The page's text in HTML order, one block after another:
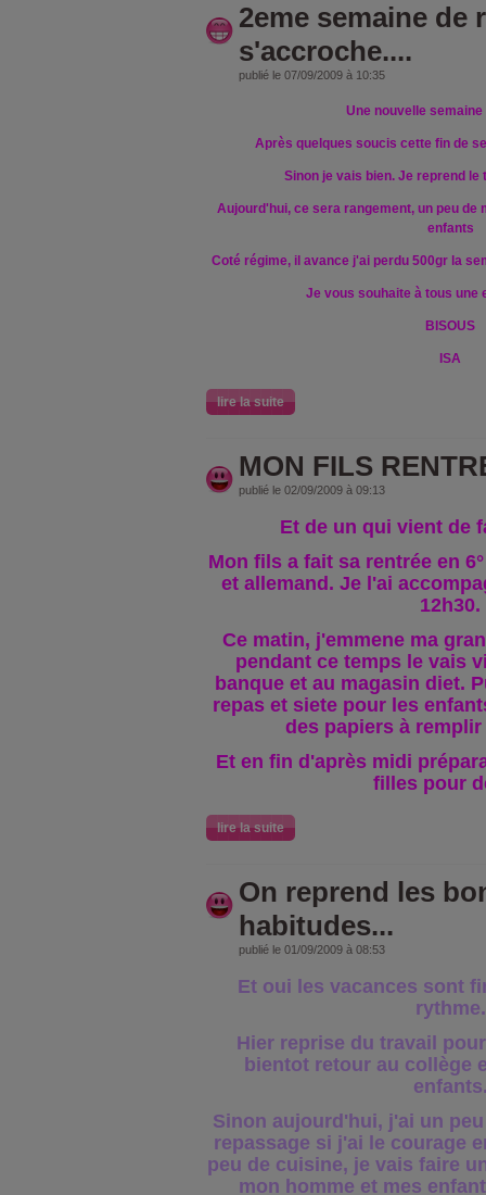
2eme semaine de
s'accroche....
publié le 07/09/2009 à 10:35
Une nouvelle
Après quelques soucis cette fin de
Sinon je vais bien. Je reprend
Aujourd'hui, ce sera rangement, un peu de
enfants
Coté régime, il avance j'ai perdu 500gr la
Je vous souhaite à tous une
BISOUS
ISA
lire la suite
MON FILS
publié le 02/09/2009 à 09:13
Et de un qui vient de
Mon fils a fait sa rentrée en
et allemand. Je l'ai
12h30.
Ce matin, j'emmene ma
pendant ce temps le vais
banque et au magasin diet.
repas et siete pour les
des papiers à
Et en fin d'après midi
filles pour
lire la suite
On reprend les
habitudes...
publié le 01/09/2009 à 08:53
Et oui les vacances sont
rythme.
Hier reprise du travail
bientot retour au collège
Sinon aujourd'hui, j'ai un
repassage si j'ai le courage
peu de cuisine, je vais faire
mon homme et mes